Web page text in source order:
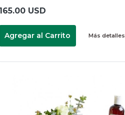
165.00 USD
Agregar al Carrito Más detalles